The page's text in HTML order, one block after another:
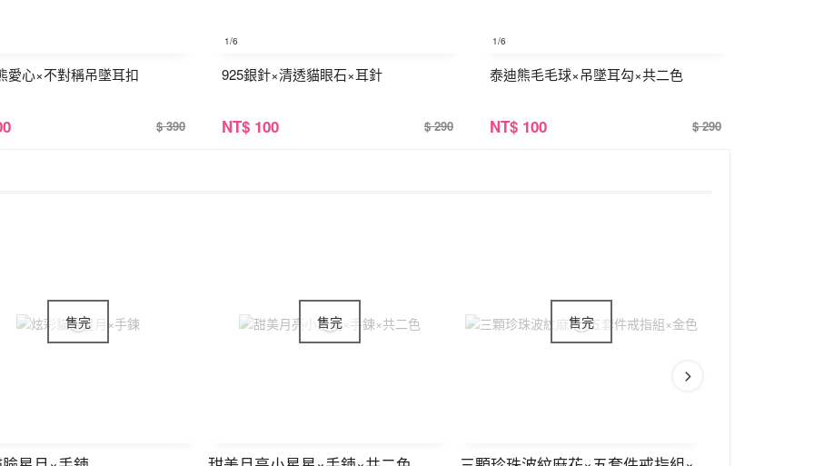
愛心×不對稱吊墜耳扣
$ 390
1/6
925銀針×清透貓眼石×耳針
NT$ 100 $ 290
1/6
泰迪熊毛毛球×吊墜耳勾×共二色
NT$ 100 $ 290